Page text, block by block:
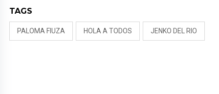
TAGS
PALOMA FIUZA HOLA A TODOS JENKO DEL RIO